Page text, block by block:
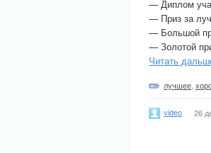
— Диплом
— Приз за
— Большой
— Золотой
Читать
лучшее
video 26